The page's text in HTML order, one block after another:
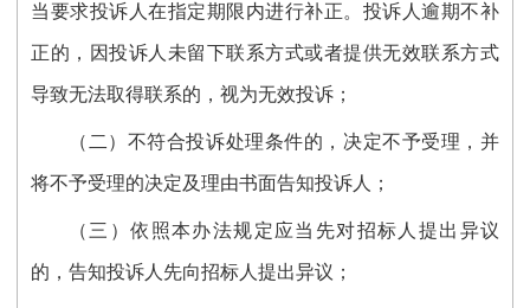
当要求投诉人在指定期限内进行补正。投诉人逾期不补
正的，因投诉人未留下联系方式或者提供无效联系方式
导致无法取得联系的，视为无效投诉；
（二）不符合投诉处理条件的，决定不予受理，并
将不予受理的决定及理由书面告知投诉人；
（三）依照本办法规定应当先对招标人提出异议
的，告知投诉人先向招标人提出异议；